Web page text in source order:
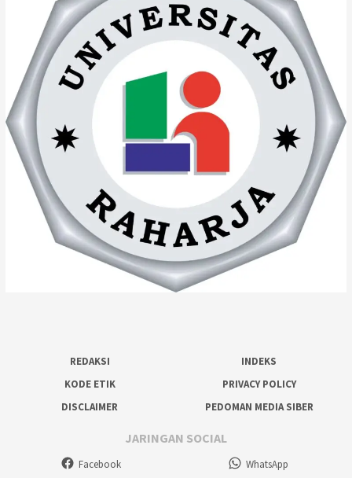
REDAKSI
INDEKS
KODE ETIK
PRIVACY POLICY
DISCLAIMER
PEDOMAN MEDIA SIBER
JARINGAN SOCIAL
Facebook WhatsApp